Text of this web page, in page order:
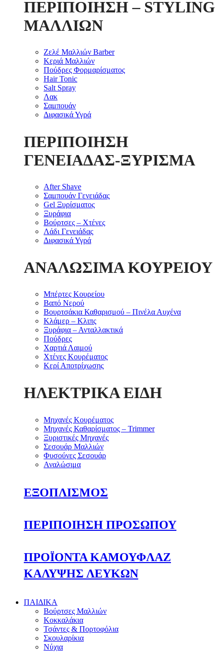
ΠΕΡΙΠΟΙΗΣΗ – STYLING
ΜΑΛΛΙΩΝ
Ζελέ Μαλλιών Barber
Κεριά Μαλλιών
Πούδρες Φορμαρίσματος
Hair Tonic
Salt Spray
Λακ
Σαμπουάν
Διφασικά Υγρά
ΠΕΡΙΠΟΙΗΣΗ
ΓΕΝΕΙΑΔΑΣ-ΞΥΡΙΣΜΑ
After Shave
Σαμπουάν Γενειάδας
Gel Ξυρίσματος
Ξυράφια
Βούρτσες – Χτένες
Λάδι Γενειάδας
Διφασικά Υγρά
ΑΝΑΛΩΣΙΜΑ ΚΟΥΡΕΙΟΥ
Μπέρτες Κουρείου
Βαπό Νερού
Βουρτσάκια Καθαρισμού – Πινέλα Αυχένα
Κλάμερ – Κλιπς
Ξυράφια – Ανταλλακτικά
Πούδρες
Χαρτιά Λαιμού
Χτένες Κουρέματος
Κερί Αποτρίχωσης
ΗΛΕΚΤΡΙΚΑ ΕΙΔΗ
Μηχανές Κουρέματος
Μηχανές Καθαρίσματος – Trimmer
Ξυριστικές Μηχανές
Σεσουάρ Μαλλιών
Φυσούνες Σεσουάρ
Αναλώσιμα
ΕΞΟΠΛΙΣΜΟΣ
ΠΕΡΙΠΟΙΗΣΗ ΠΡΟΣΩΠΟΥ
ΠΡΟΪΟΝΤΑ ΚΑΜΟΥΦΛΑΖ
ΚΑΛΥΨΗΣ ΛΕΥΚΩΝ
ΠΑΙΔΙΚΑ
Βούρτσες Μαλλιών
Κοκκαλάκια
Τσάντες & Πορτοφόλια
Σκουλαρίκια
Νύχια